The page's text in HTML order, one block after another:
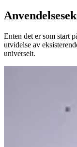
Enten det er som start
utvidelse av
universelt.